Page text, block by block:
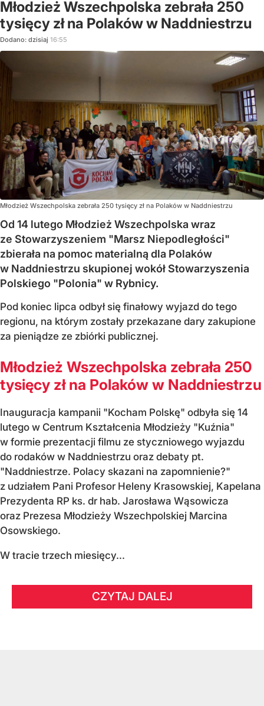
Młodzież Wszechpolska zebrała 250
tysięcy zł na Polaków w Naddniestrzu
Dodano: dzisiaj 16:55
Młodzież Wszechpolska zebrała 250 tysięcy zł na Polaków w Naddniestrzu
Od 14 lutego Młodzież Wszechpolska wraz
ze Stowarzyszeniem "Marsz Niepodległości"
zbierała na pomoc materialną dla Polaków
w Naddniestrzu skupionej wokół Stowarzyszenia
Polskiego "Polonia" w Rybnicy.
Pod koniec lipca odbył się finałowy wyjazd do tego
regionu, na którym zostały przekazane dary zakupione
za pieniądze ze zbiórki publicznej.
Młodzież Wszechpolska zebrała 250
tysięcy zł na Polaków w Naddniestrzu
Inauguracja kampanii "Kocham Polskę" odbyła się 14
lutego w Centrum Kształcenia Młodzieży "Kuźnia"
w formie prezentacji filmu ze styczniowego wyjazdu
do rodaków w Naddniestrzu oraz debaty pt.
"Naddniestrze. Polacy skazani na zapomnienie?"
z udziałem Pani Profesor Heleny Krasowskiej, Kapelana
Prezydenta RP ks. dr hab. Jarosława Wąsowicza
oraz Prezesa Młodzieży Wszechpolskiej Marcina
Osowskiego.
W tracie trzech miesięcy...
CZYTAJ DALEJ